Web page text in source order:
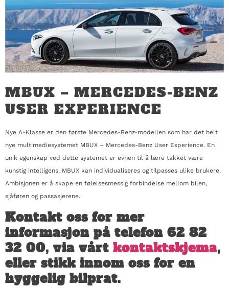
MBUX – MERCEDES-BENZ
USER EXPERIENCE
Nye A-Klasse er den første Mercedes-Benz-modellen som har det helt
nye multimediesystemet MBUX – Mercedes-Benz User Experience. En
unik egenskap ved dette systemet er evnen til å lære takket være
kunstig intelligens. MBUX kan individualiseres og tilpasses ulike brukere.
Ambisjonen er å skape en følelsesmessig forbindelse mellom bilen,
sjåføren og passasjerene.
Kontakt oss for mer
informasjon på telefon 62 82
32 00, via vårt kontaktskjema,
eller stikk innom oss for en
hyggelig bilprat.